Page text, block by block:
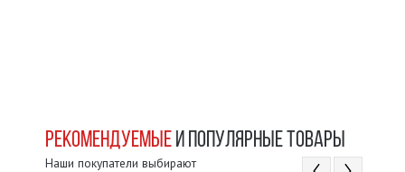
РЕКОМЕНДУЕМЫЕ И ПОПУЛЯРНЫЕ ТОВАРЫ
Наши покупатели выбирают